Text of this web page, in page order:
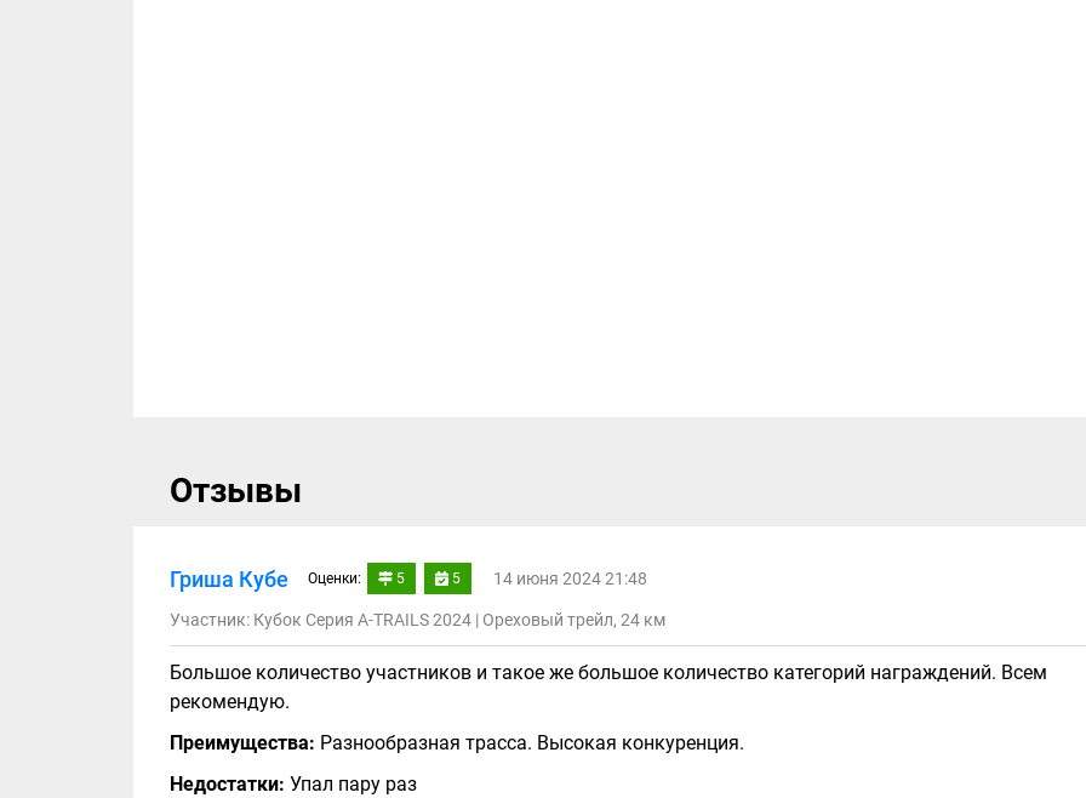
Отзывы
Гриша Кубе Оценки: 5 5 14 июня 2024 21:48
Участник: Кубок Серия A-TRAILS 2024 | Ореховый трейл, 24 км
Большое количество участников и такое же большое количество категорий награждений. Всем
рекомендую.
Преимущества: Разнообразная трасса. Высокая конкуренция.
Недостатки: Упал пару раз